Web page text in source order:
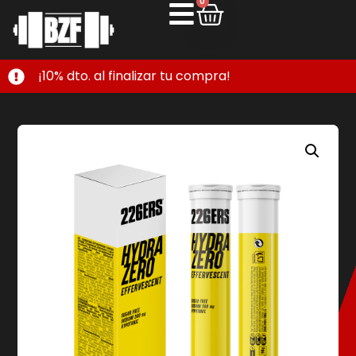
¡10% dto. al finalizar tu compra!